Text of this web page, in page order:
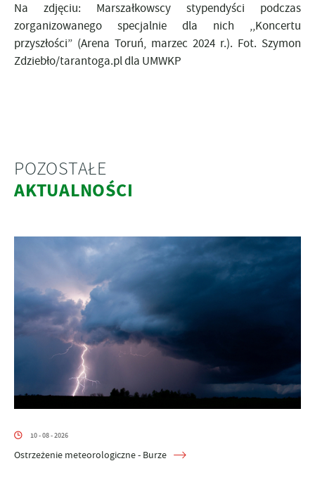
Na zdjęciu: Marszałkowscy stypendyści podczas
zorganizowanego specjalnie dla nich ,,Koncertu
przyszłości” (Arena Toruń, marzec 2024 r.). Fot. Szymon
Zdziebło/tarantoga.pl dla UMWKP
POZOSTAŁE
AKTUALNOŚCI
10 - 08 - 2026
Ostrzeżenie meteorologiczne - Burze